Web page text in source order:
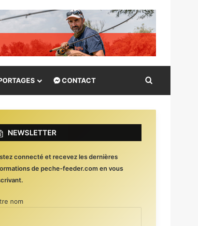
CONTACT
NEWSLETTER
connecté et recevez les dernières
de peche-feeder.com en vous
nom